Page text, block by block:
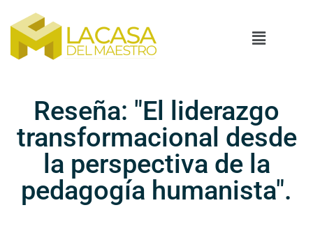
Reseña: "El liderazgo
transformacional desde
la perspectiva de la
pedagogía humanista".